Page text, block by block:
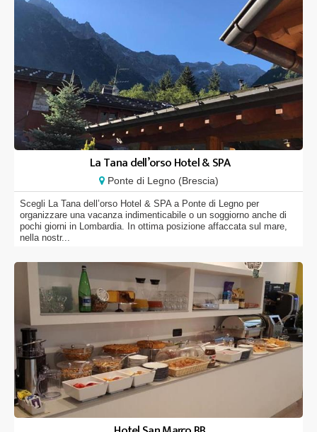
La Tana dell’orso Hotel & SPA
Ponte di Legno (Brescia)
Scegli La Tana dell’orso Hotel & SPA a Ponte di Legno per
organizzare una vacanza indimenticabile o un soggiorno anche di
pochi giorni in Lombardia. In ottima posizione affaccata sul mare,
nella nostr...